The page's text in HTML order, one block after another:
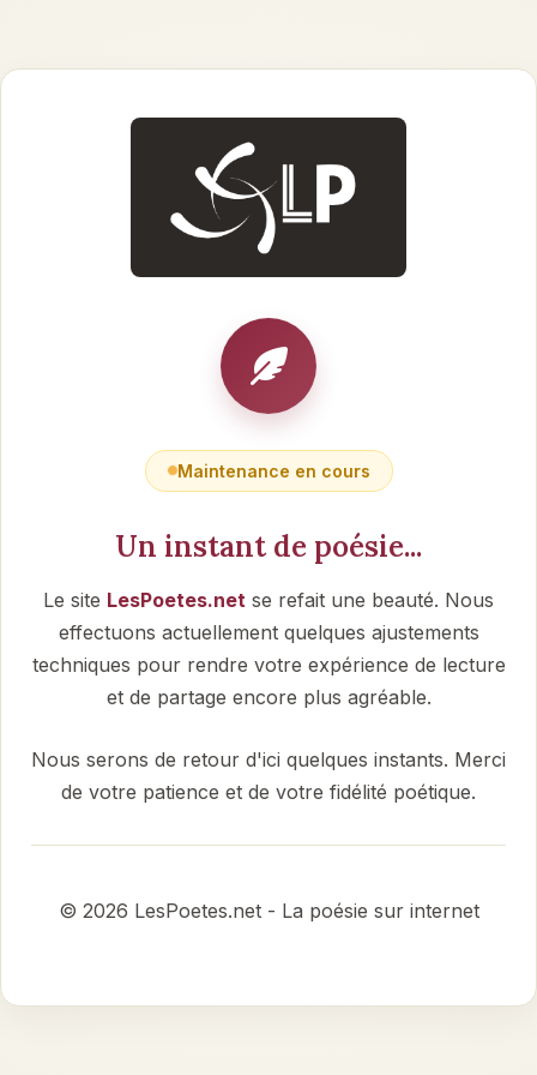
Maintenance en cours
Un instant de poésie...
Le site LesPoetes.net se refait une beauté. Nous
effectuons actuellement quelques ajustements
techniques pour rendre votre expérience de lecture
et de partage encore plus agréable.
Nous serons de retour d'ici quelques instants. Merci
de votre patience et de votre fidélité poétique.
© 2026 LesPoetes.net - La poésie sur internet